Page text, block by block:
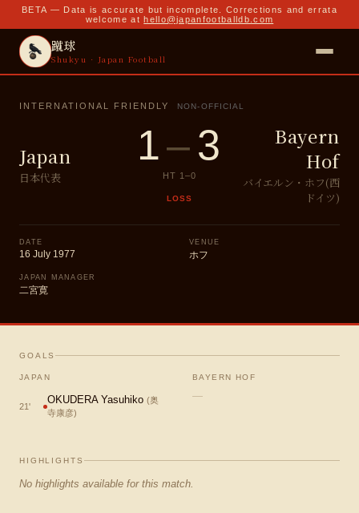
BETA — Data is accurate but incomplete. Corrections and errata
welcome at hello@japanfootballdb.com
蹴球
Shukyu · Japan Football
INTERNATIONAL FRIENDLY NON-OFFICIAL
Japan
日本代表
1–3
HT 1 –0
LOSS
Bayern
Hof
バイエルン・ホフ(西
ドイツ)
DATE
16 July 1977
VENUE
ホフ
JAPAN MANAGER
二宮寛
GOALS
JAPAN
21'
OKUDERA Yasuhiko (奥
寺康彦)
BAYERN HOF
—
HIGHLIGHTS
No highlights available for this match.